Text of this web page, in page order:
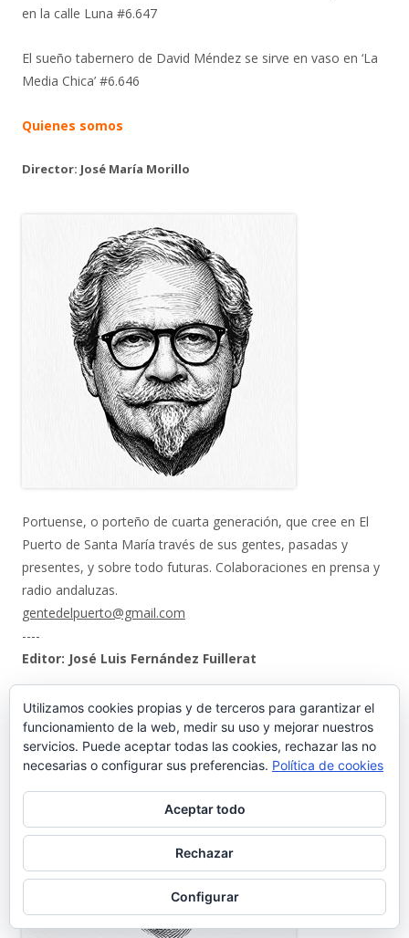
en la calle Luna #6.647
El sueño tabernero de David Méndez se sirve en vaso en ‘La
Media Chica’ #6.646
Quienes somos
Director: José María Morillo
Portuense, o porteño de cuarta generación, que cree en El
Puerto de Santa María través de sus gentes, pasadas y
presentes, y sobre todo futuras. Colaboraciones en prensa y
radio andaluzas.
gentedelpuerto@gmail.com
----
Editor: José Luis Fernández Fuillerat
Utilizamos cookies propias y de terceros para garantizar el
funcionamiento de la web, medir su uso y mejorar nuestros
servicios. Puede aceptar todas las cookies, rechazar las no
necesarias o configurar sus preferencias. Política de cookies
Aceptar todo
Rechazar
Configurar